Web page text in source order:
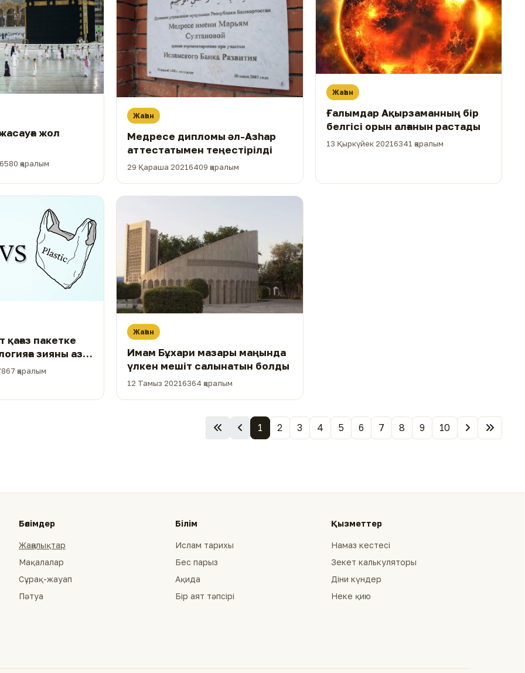
жол
6580 қаралым
Жаһан
Медресе дипломы әл-Азһар
аттестатымен теңестірілді
29 Қараша 20216409 қаралым
Жаһан
Ғалымдар Ақырзаманның бір
белгісі орын алғанын растады
13 Қыркүйек 20216341 қаралым
қағаз пакетке
зияны аз
қаралым
Жаһан
Имам Бұхари мазары маңында
үлкен мешіт салынатын болды
12 Тамыз 20216364 қаралым
1 2 3 4 5 6 7 8 9 10
Бөлімдер
Жаңалықтар
Мақалалар
Сұрақ-жауап
Пәтуа
Білім
Ислам тарихы
Бес парыз
Ақида
Бір аят тәпсірі
Қызметтер
Намаз кестесі
Зекет калькуляторы
Діни күндер
Неке қию